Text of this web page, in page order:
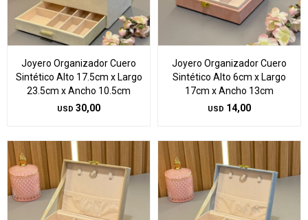
Joyero Organizador Cuero
Sintético Alto 17.5cm x Largo
23.5cm x Ancho 10.5cm
USD 30,00
Joyero Organizador Cuero
Sintético Alto 6cm x Largo
17cm x Ancho 13cm
USD 14,00